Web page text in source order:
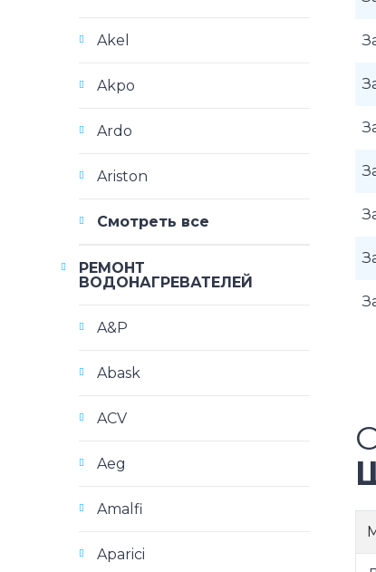
Akel
Akpo
Ardo
Ariston
Смотреть все
РЕМОНТ
ВОДОНАГРЕВАТЕЛЕЙ
A&P
Abask
ACV
Aeg
Amalfi
Aparici